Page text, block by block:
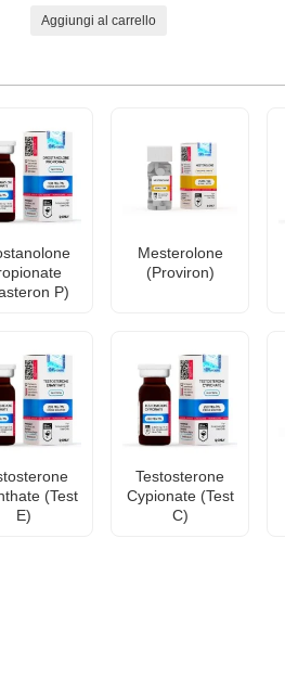
Aggiungi al carrello
P)
Mesterolone
(Proviron)
(Test
E)
Testosterone
Cypionate (Test
C)